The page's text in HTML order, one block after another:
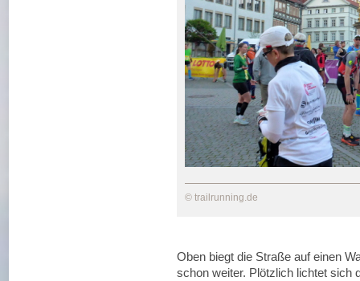
© trailrunning.de
Oben biegt die Straße auf einen
schon weiter. Plötzlich lichtet sich